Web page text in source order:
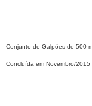
Conjunto de Galpões de 500
Concluída em Novembro/2015​